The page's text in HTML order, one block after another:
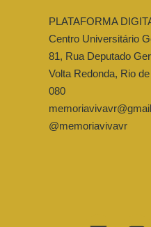
PLATAFORMA
Centro Universitário
81, Rua Deputado
Volta Redonda, Rio
080
@memoriavivavr